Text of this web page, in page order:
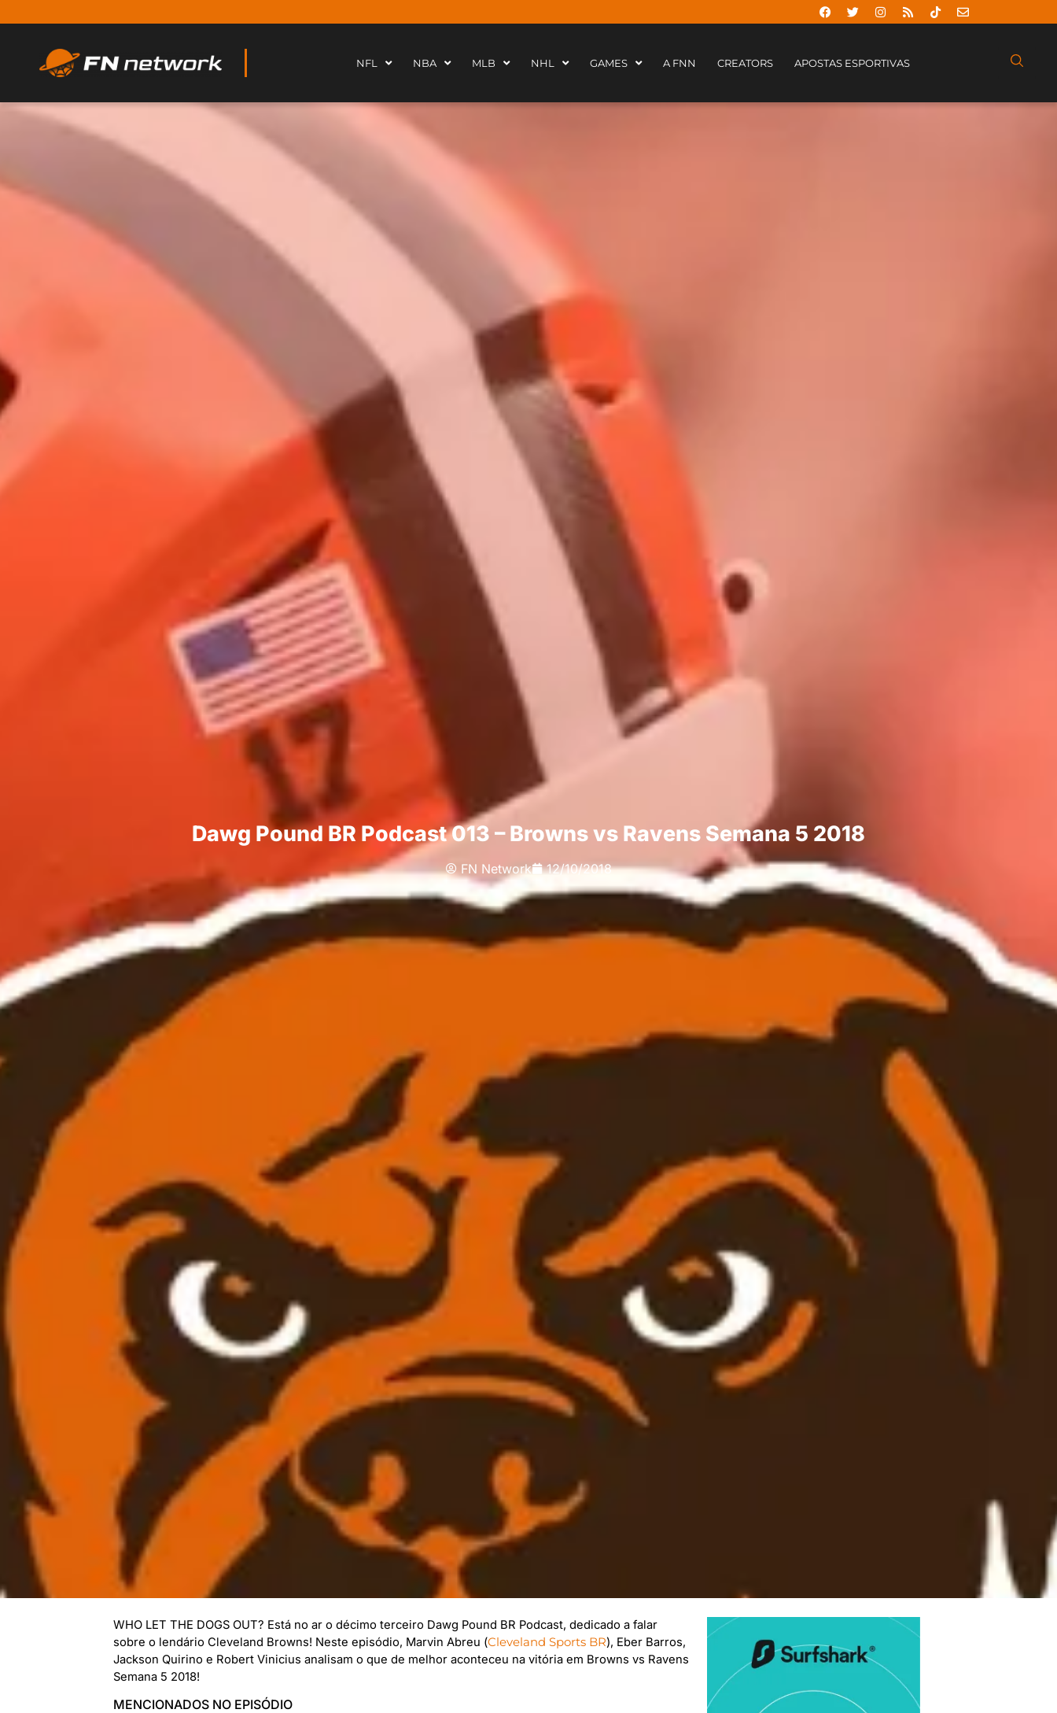
NFL NBA MLB NHL GAMES A FNN CREATORS APOSTAS ESPORTIVAS
Dawg Pound BR Podcast 013 – Browns vs Ravens Semana 5 2018
FN Network 12/10/2018
WHO LET THE DOGS OUT? Está no ar o décimo terceiro Dawg Pound BR Podcast, dedicado a falar
sobre o lendário Cleveland Browns! Neste episódio, Marvin Abreu (Cleveland Sports BR), Eber Barros,
Jackson Quirino e Robert Vinicius analisam o que de melhor aconteceu na vitória em Browns vs Ravens
Semana 5 2018!
MENCIONADOS NO EPISÓDIO